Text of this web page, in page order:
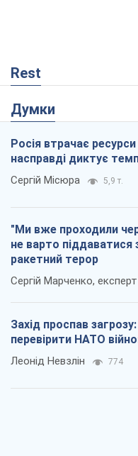
Rest
Думки
Росія втрачає
насправді диктує
Сергій Місюра 5,9 т.
"Ми вже проходили
не варто піддаватися
ракетний терор
Сергій Марченко, експерт
Захід проспав
перевірити НАТО
Леонід Невзлін 774